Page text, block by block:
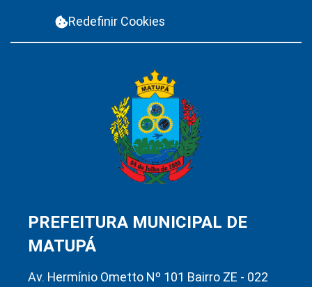
Redefinir Cookies
PREFEITURA MUNICIPAL DE
MATUPÁ
Av. Hermínio Ometto Nº 101 Bairro ZE - 022